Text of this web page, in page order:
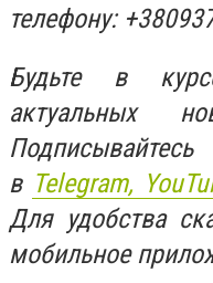
телефону:
Будьте в
актуальных
в Telegram,
Для удобства
мобильное